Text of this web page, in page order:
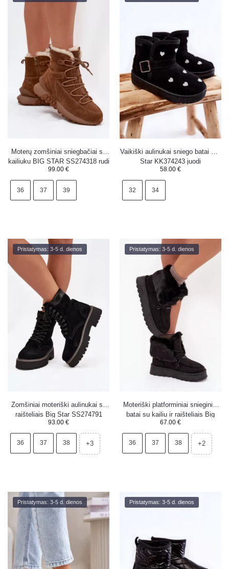
Moterų zomšiniai sniegbačiai su
kailiuku BIG STAR SS274318 rudi
99.00 €
36 37 39
Vaikiški aulinukai sniego batai Big
Star KK374243 juodi
58.00 €
32 34
Pristatymas: 3-5 d. dienos
Zomšiniai moteriški aulinukai su
raišteliais Big Star SS274791
juodi
93.00 €
36 37 38 +3
Pristatymas: 3-5 d. dienos
Moteriški platforminiai snieginiai
batai su kailiu ir raišteliais Big
Star SS274113 juodi
67.00 €
36 37 38 +2
Pristatymas: 3-5 d. dienos Pristatymas: 3-5 d. dienos